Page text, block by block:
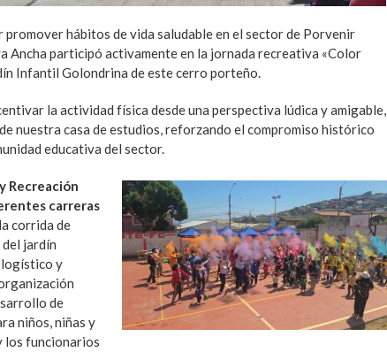
promover hábitos de vida saludable en el sector de Porvenir
Ancha participó activamente en la jornada recreativa «Color
Infantil Golondrina de este cerro porteño.
la actividad física desde una perspectiva lúdica y amigable,
nuestra casa de estudios, reforzando el compromiso histórico
educativa del sector.
Recreación
carreras
corrida de
jardín
y
de
niños, niñas y
los funcionarios